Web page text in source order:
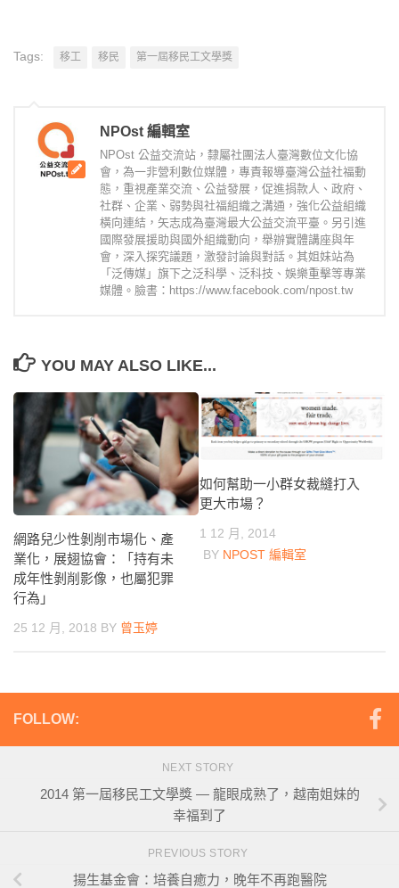
Tags: 移工 移民 第一屆移民工文學獎
NPOst 編輯室
NPOst 公益交流站，隸屬社團法人臺灣數位文化協
會，為一非營利數位媒體，專責報導臺灣公益社福動
態，重視產業交流、公益發展，促進捐款人、政府、
社群、企業、弱勢與社福組織之溝通，強化公益組織
橫向連結，矢志成為臺灣最大公益交流平臺。另引進
國際發展援助與國外組織動向，舉辦實體講座與年
會，深入探究議題，激發討論與對話。其姐妹站為
「泛傳媒」旗下之泛科學、泛科技、娛樂重擊等專業
媒體。臉書：https://www.facebook.com/npost.tw
YOU MAY ALSO LIKE...
網路兒少性剝削市場化、產
業化，展翅協會：「持有未
成年性剝削影像，也屬犯罪
行為」
25 12 月, 2018 BY 曾玉婷
如何幫助一小群女裁縫打入
更大市場？
1 12 月, 2014
BY NPOST 編輯室
FOLLOW:
NEXT STORY
2014 第一屆移民工文學獎 — 龍眼成熟了，越南姐妹的
幸福到了
PREVIOUS STORY
揚生基金會：培養自癒力，晚年不再跑醫院